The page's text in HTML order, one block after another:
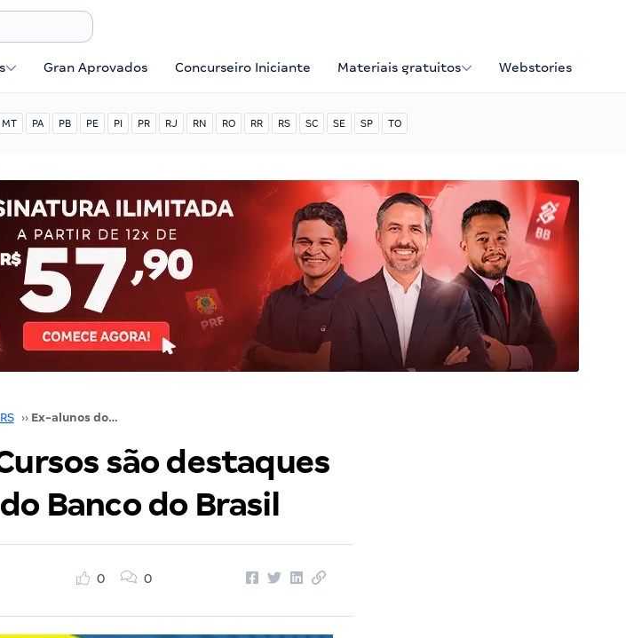
Gran Aprovados Concurseiro Iniciante Materiais gratuitos Webstories
MT PA PB PE PI PR RJ RN RO RR RS SC SE SP TO
›› Ex-alunos do Gran Cursos são destaques no último certame do Banco do Brasil
são destaques
Banco do Brasil
0 0